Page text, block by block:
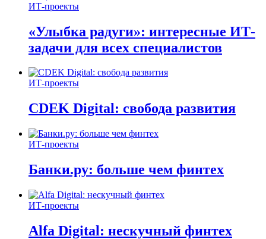
ИТ-проекты
«Улыбка радуги»: интересные ИТ-
задачи для всех специалистов
ИТ-проекты
CDEK Digital: свобода развития
ИТ-проекты
Банки.ру: больше чем финтех
ИТ-проекты
Alfa Digital: нескучный финтех